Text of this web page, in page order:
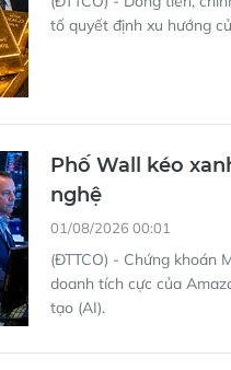
tố quyết định xu hướng
Phố Wall kéo
nghệ
01/08/2026 00:01
(ĐTTCO) - Chứng khoán
doanh tích cực của
tạo (AI).